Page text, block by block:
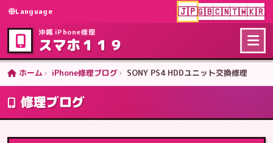
Language 🇯🇵🇬🇧🇨🇳🇹🇼🇰🇷
沖縄 iPhone修理
スマホ１１９
ホーム iPhone修理ブログ SONY PS4 HDDユニット交換修理
修理ブログ